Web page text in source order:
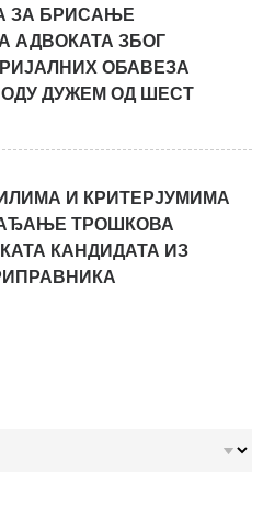
ЗА БРИСАЊЕ
АДВОКАТА ЗБОГ
ОБАВЕЗА
ДУЖЕМ ОД ШЕСТ
И КРИТЕРЈУМИМА
ТРОШКОВА
КАНДИДАТА ИЗ